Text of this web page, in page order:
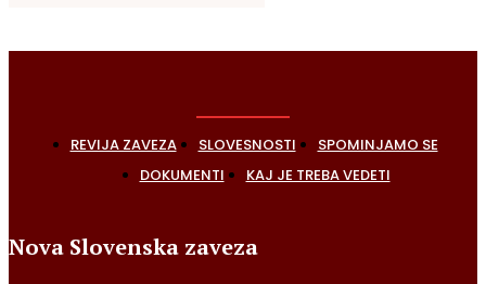
REVIJA ZAVEZA SLOVESNOSTI
SPOMINJAMO SE
DOKUMENTI
KAJ JE TREBA VEDETI
Nova Slovenska zaveza